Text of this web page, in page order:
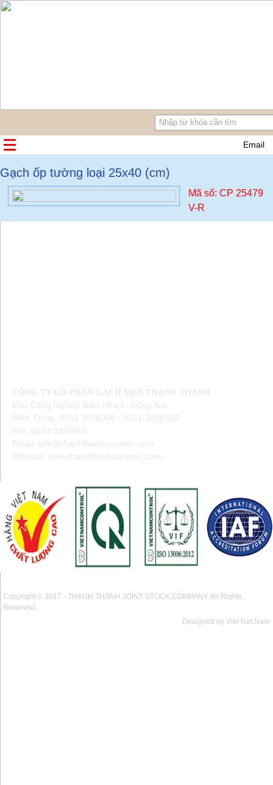
Email
Gạch ốp tường loại 25x40 (cm)
Mã số: CP 25479
V-R
CÔNG TY CỔ PHẦN GẠCH MEN THANH THANH
Khu Công Nghiệp Biên Hòa I - Đồng Nai
Điện Thoại: 0251.3836066 - 0251.3836550
Fax: 0251.3836305
Email: info@thanhthanhceramic.com
Website: www.thanhthanhceramic.com
Copyright © 2017 - THANH THANH JOINT STOCK COMPANY. All Rights
Reserved.
Designed by Viet Net Nam